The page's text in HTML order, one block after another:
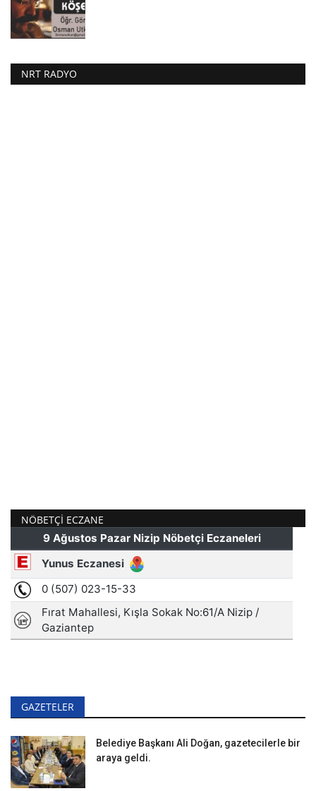
NRT RADYO
NÖBETÇI ECZANE
GAZETELER
Belediye Başkanı Ali Doğan, gazetecilerle bir
araya geldi.